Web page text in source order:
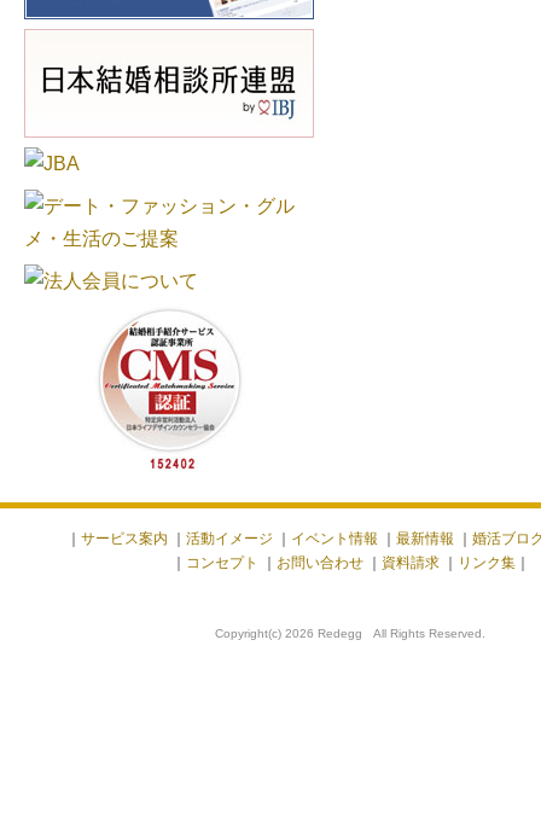
サービス案内 活動イメージ イベント情報 最新情報
婚活ブロ
コンセプト お問い合わせ｜ 資料請求｜ リンク集｜
Copyright(c) 2026 Redegg All Rights Reserved.